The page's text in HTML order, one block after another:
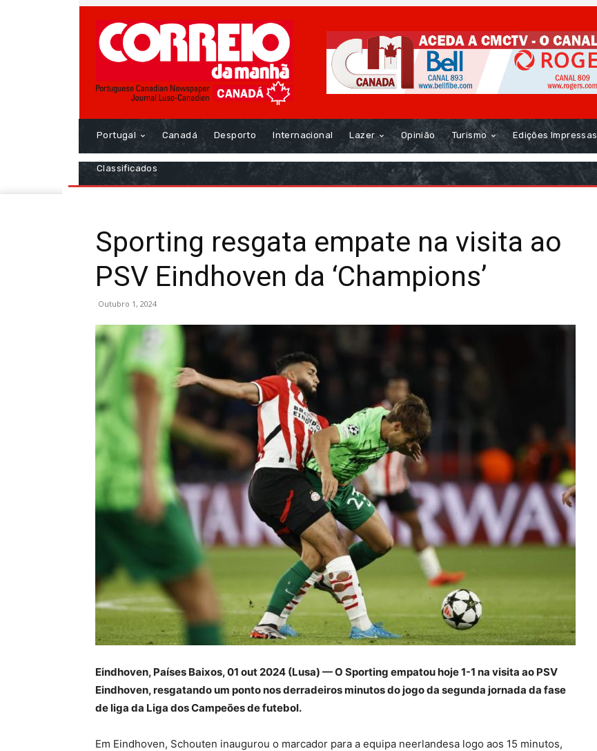
Portugal Canadá Desporto Internacional Lazer Opinião Turismo Edições Impressas
Classificados
Sporting resgata empate na visita ao
PSV Eindhoven da ‘Champions’
Outubro 1, 2024
Eindhoven, Países Baixos, 01 out 2024 (Lusa) — O Sporting empatou hoje 1-1 na visita ao PSV
Eindhoven, resgatando um ponto nos derradeiros minutos do jogo da segunda jornada da fase
de liga da Liga dos Campeões de futebol.
Em Eindhoven, Schouten inaugurou o marcador para a equipa neerlandesa logo aos 15 minutos,